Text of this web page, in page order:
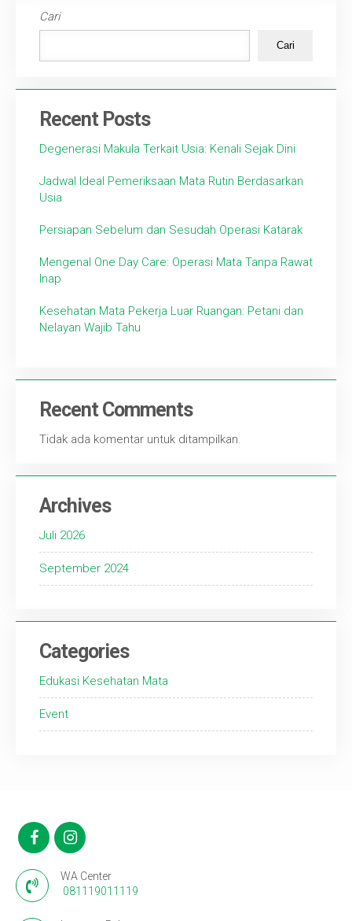
Cari
Cari
Recent Posts
Degenerasi Makula Terkait Usia: Kenali Sejak Dini
Jadwal Ideal Pemeriksaan Mata Rutin Berdasarkan
Usia
Persiapan Sebelum dan Sesudah Operasi Katarak
Mengenal One Day Care: Operasi Mata Tanpa Rawat
Inap
Kesehatan Mata Pekerja Luar Ruangan: Petani dan
Nelayan Wajib Tahu
Recent Comments
Tidak ada komentar untuk ditampilkan.
Archives
Juli 2026
September 2024
Categories
Edukasi Kesehatan Mata
Event
WA Center
081119011119